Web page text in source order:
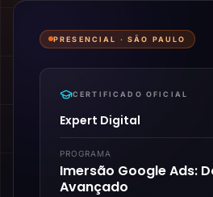
PRESENCIAL ·SÃO PAULO
CERTIFICADO OFICIAL
Expert Digital
PROGRAMA
Imersão Google Ads:
Avançado